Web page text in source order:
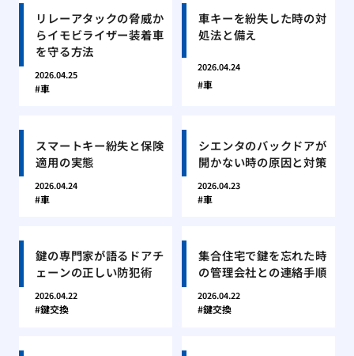
リレーアタックの脅威か
らイモビライザー装着車
を守る方法
2026.04.25
車
車キーを紛失した時の対
処法と備え
2026.04.24
車
スマートキー紛失と保険
適用の実態
2026.04.24
車
シエンタのバックドアが
開かない時の原因と対策
2026.04.23
車
鍵の専門家が語るドアチ
ェーンの正しい防犯術
2026.04.22
鍵交換
集合住宅で鍵を忘れた時
の管理会社との連絡手順
2026.04.22
鍵交換